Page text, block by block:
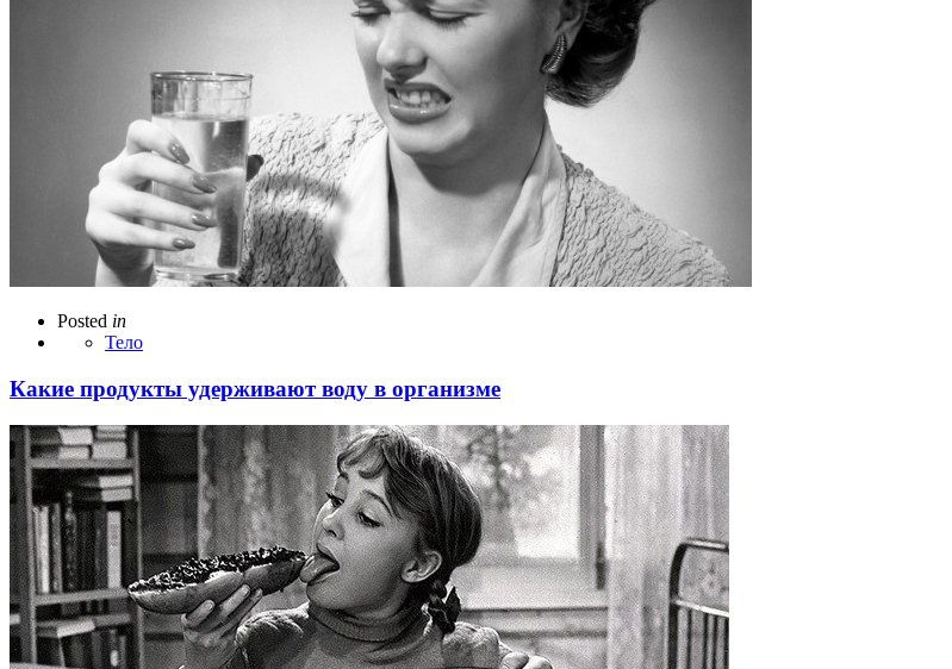
Posted in
Тело
Какие продукты удерживают воду в организме